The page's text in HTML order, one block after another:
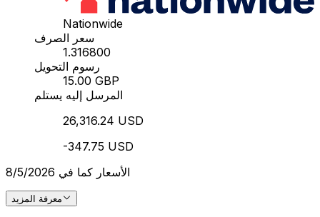
Nationwide
سعر الصرف
1.316800
رسوم التحويل
15.00 GBP
المرسل إليه يستلم
26,316.24 USD
-347.75 USD
الأسعار كما في 8/5/2026
معرفة المزيد